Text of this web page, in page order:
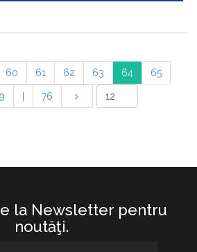
60 61 62 63 64 65
76
la Newsletter pentru
noutăţi.